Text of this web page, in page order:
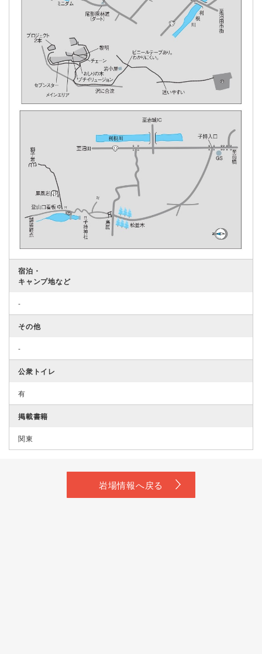
宿泊・
キャンプ地など
-
その他
-
公衆トイレ
有
掲載書籍
関東
岩場情報へ戻る